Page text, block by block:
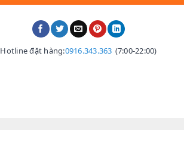
Hotline đặt hàng:0916.343.363 (7:00-22:00)